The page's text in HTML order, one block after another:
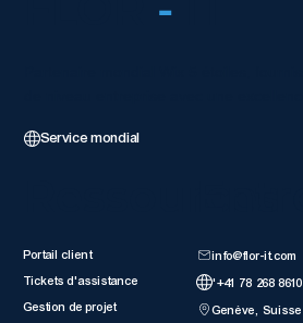
Service mondial
Portail client
Tickets d'assistance
Gestion de projet
info@flor-it.com
'+41 78 268 8610
Genève, Suisse